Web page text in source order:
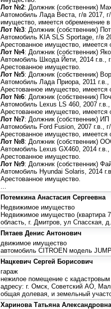
Лот №2: Должник (собственник)
Автомобиль Лада Веста, г/в 2017,
имущество, имеется обременение в
Лот №3: Должник (собственник)
Автомобиль KIA SLS Sportage, г/в
Арестованное имущество, имеется
Лот №4: Должник (собственник)
Автомобиль Шкода Йети, 2014 г.в.,
Арестованное имущество.
Лот №5: Должник (собственник)
Автомобиль Лада Приора, 2011
Арестованное имущество, имеется
Лот №6: Должник (собственник)
Автомобиль Lexus LS 460, 2007
Арестованное имущество, имеется
Лот №7: Должник (собственник)
Автомобиль Ford Fusion, 2007 г.в.,
Арестованное имущество, имеется
Лот №8: Должник (собственник)
Автомобиль Lexus GX460, 2014
Арестованное имущество.
Лот №9: Должник (собственник)
Автомобиль Hyundai Solaris, 2014
Арестованное имущество.
Потемкина Анастасия Сергеевна
Недвижимое имущество
Недвижимое имущество (квартира
область, г. Дмитров, ул Спасская,
Пятаев Денис Антонович
движимое имущество
автомобиль CITROEN модель
Нацкевич Сергей Борисович
гараж
нежилое помещение с
адресу: г. Омск, Советский АО,
общая долевая, и земельный
Харинова Татьяна Александровна